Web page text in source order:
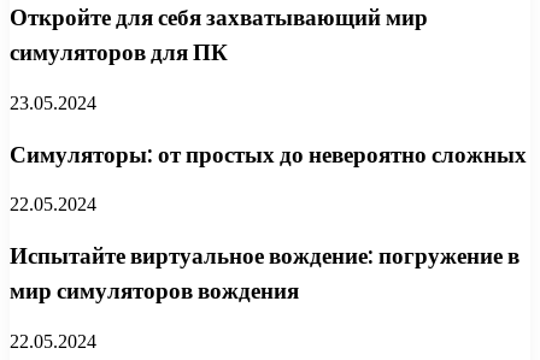
Откройте для себя захватывающий мир
симуляторов для ПК
23.05.2024
Симуляторы: от простых до невероятно сложных
22.05.2024
Испытайте виртуальное вождение: погружение в
мир симуляторов вождения
22.05.2024